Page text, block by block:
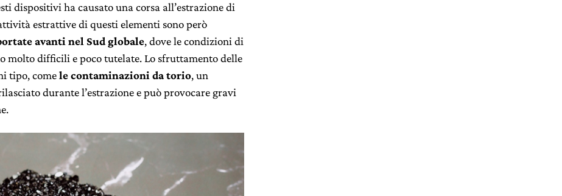
dispositivi ha causato una corsa all’estrazione di
estrattive di questi elementi sono però
avanti nel Sud globale, dove le condizioni di
molto difficili e poco tutelate. Lo sfruttamento delle
tipo, comele contaminazioni da torio, un
durante l’estrazione e può provocare gravi